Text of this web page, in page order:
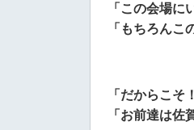
「この会場に
「もちろんこ
「だからこ
「お前達は